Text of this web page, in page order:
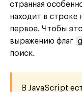
странная
находит в строке
первое. Чтобы
выражению флаг g
поиск.
В JavaScript